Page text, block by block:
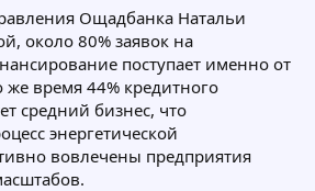
Ощадбанка Натальи
около 80% заявок на
поступает именно от
же время 44% кредитного
средний бизнес, что
энергетической
вовлечены предприятия